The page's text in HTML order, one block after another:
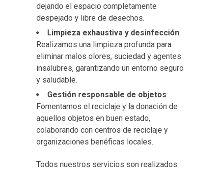
dejando el espacio completamente
despejado y libre de desechos.
Limpieza exhaustiva y desinfección:
Realizamos una limpieza profunda para
eliminar malos olores, suciedad y agentes
insalubres, garantizando un entorno seguro
y saludable.
Gestión responsable de objetos:
Fomentamos el reciclaje y la donación de
aquellos objetos en buen estado,
colaborando con centros de reciclaje y
organizaciones benéficas locales.
Todos nuestros servicios son realizados